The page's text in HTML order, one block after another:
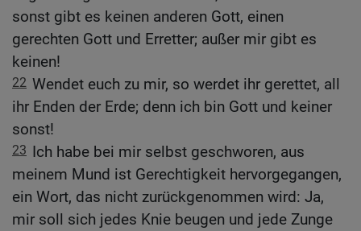
sonst gibt es keinen anderen Gott, einen
gerechten Gott und Erretter; außer mir gibt es
keinen!
22 Wendet euch zu mir, so werdet ihr gerettet, all
ihr Enden der Erde; denn ich bin Gott und keiner
sonst!
23 Ich habe bei mir selbst geschworen, aus
meinem Mund ist Gerechtigkeit hervorgegangen,
ein Wort, das nicht zurückgenommen wird: Ja,
mir soll sich jedes Knie beugen und jede Zunge